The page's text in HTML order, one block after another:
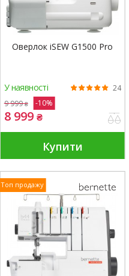
Оверлок iSEW G1500 Pro
У наявності 24
8 999 ₴
9 999₴ -10%
Купити
Топ продажу